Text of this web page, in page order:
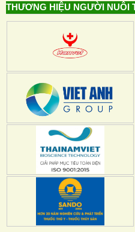
THƯƠNG HIỆU NGƯỜI NUÔI